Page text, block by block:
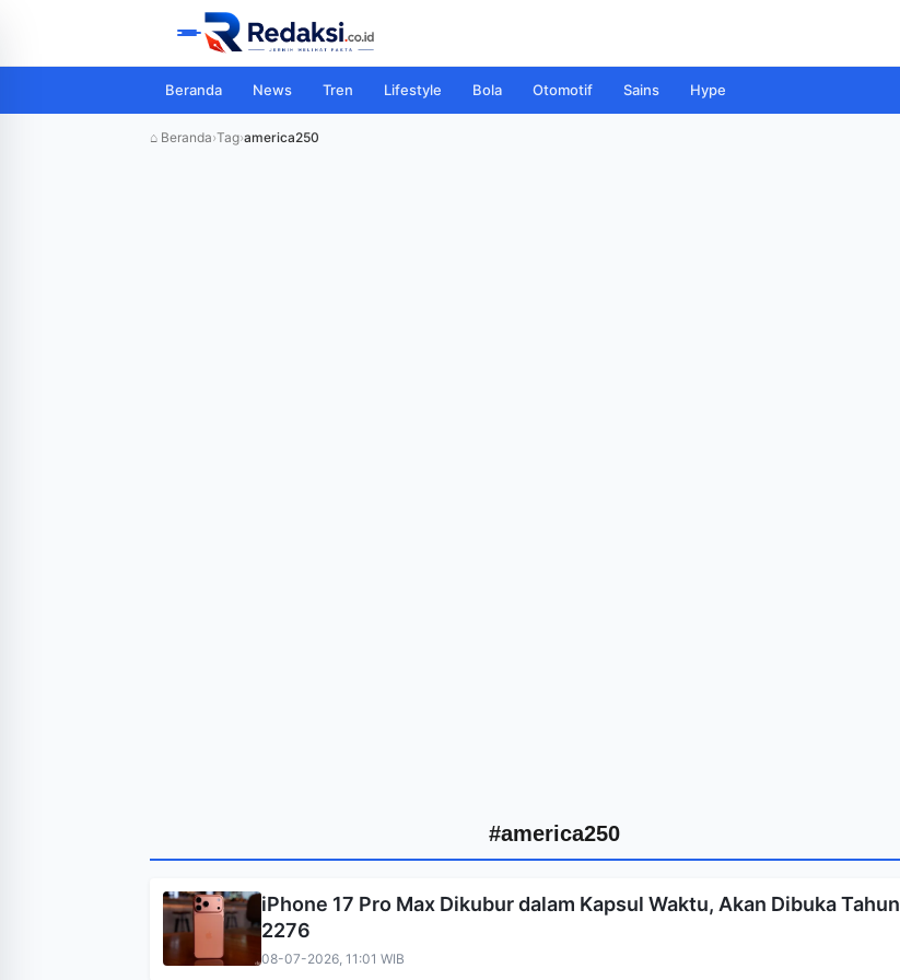
Beranda News Tren Lifestyle Bola Otomotif Sains Hype
⌂ Beranda›Tag›america250
#america250
iPhone 17 Pro Max Dikubur dalam Kapsul Waktu, Akan Dibuka Tahun
2276
08-07-2026, 11:01 WIB